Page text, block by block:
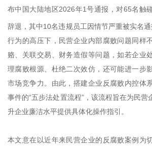
布中国大陆地区2026年1号通报，对65名触
辞退，其中10名违规员工因情节严重被实名通
行为的高压下，民营企业内部腐败问题同样
赂、关联交易、财务造假等问题，如若企业
理腐败根源、杜绝二次效仿，还可能进一步
市场竞争力。由此，搭建企业反腐败内控体
事件的“五步法处置流程”，该流程旨在为民营
升企业廉洁水平提供具体化操作指引。
本文意在以近年来民营企业的反腐败案例为